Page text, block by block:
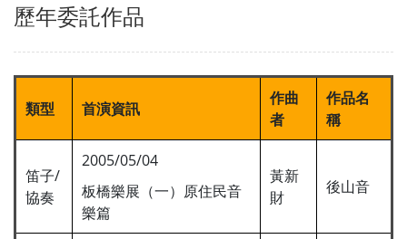
歷年委託作品
類型 首演資訊
作曲
者
作品名
稱
笛子/
協奏
2005/05/04
板橋樂展（一）原住民音
樂篇
黃新
財
後山音